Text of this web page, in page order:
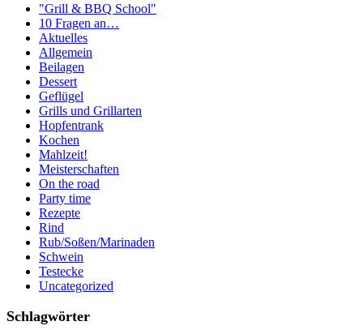
"Grill & BBQ School"
10 Fragen an…
Aktuelles
Allgemein
Beilagen
Dessert
Geflügel
Grills und Grillarten
Hopfentrank
Kochen
Mahlzeit!
Meisterschaften
On the road
Party time
Rezepte
Rind
Rub/Soßen/Marinaden
Schwein
Testecke
Uncategorized
Schlagwörter